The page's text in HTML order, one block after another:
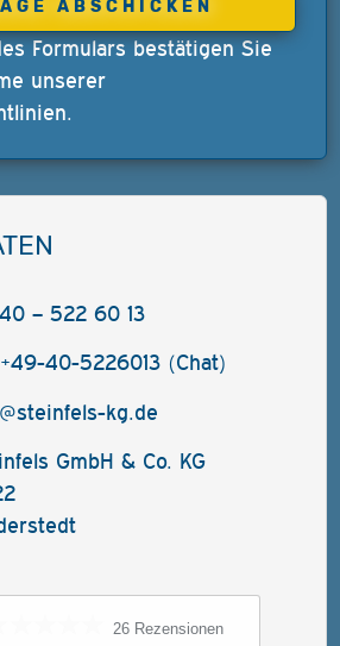
Formulars bestätigen Sie
unserer
.
– 522 60 13
40-5226013 (Chat)
kg.de
GmbH & Co. KG
26 Rezensionen